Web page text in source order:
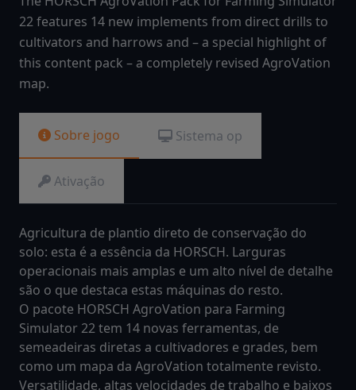
22 features 14 new implements from direct drills to
cultivators and harrows and – a special highlight of
this content pack – a completely revised AgroVation
map.
Sobre jogo Sistema op
Ativação
Agricultura de plantio direto de conservação do
solo: esta é a essência da HORSCH. Larguras
operacionais mais amplas e um alto nível de detalhe
são o que destaca estas máquinas do resto.
O pacote HORSCH AgroVation para Farming
Simulator 22 tem 14 novas ferramentas, de
semeadeiras diretas a cultivadores e grades, bem
como um mapa da AgroVation totalmente revisto.
Versatilidade, altas velocidades de trabalho e baixos